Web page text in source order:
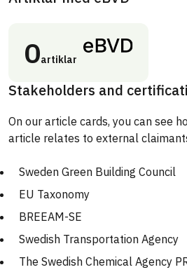
0artiklar
Stakeholders and
On our article cards, you can see
article relates to external
Sweden Green Building Council
EU Taxonomy
BREEAM-SE
Swedish Transportation Agency
The Swedish Chemical Agency